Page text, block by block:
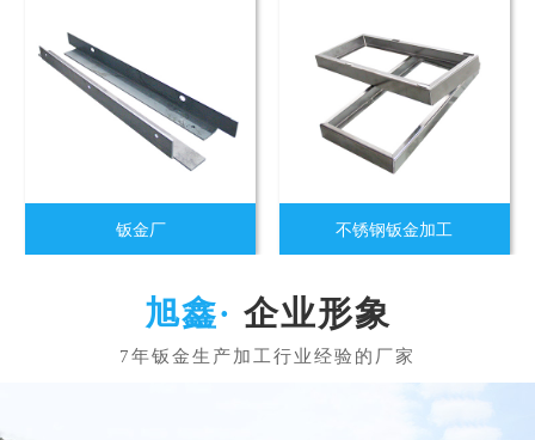
钣金厂 不锈钢钣金加工
企业形象